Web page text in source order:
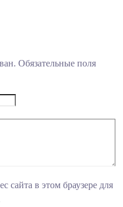
Обязательные поля
сайта в этом браузере для